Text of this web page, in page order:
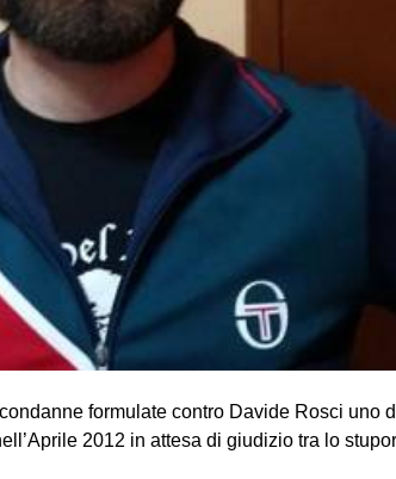
formulate contro Davide Rosci uno
2012 in attesa di giudizio tra lo